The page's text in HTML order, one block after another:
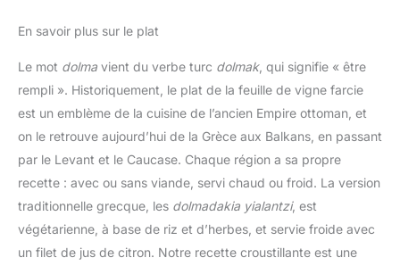
En savoir plus sur le plat
Le mot dolma vient du verbe turc dolmak, qui signifie « être
rempli ». Historiquement, le plat de la feuille de vigne farcie
est un emblème de la cuisine de l’ancien Empire ottoman, et
on le retrouve aujourd’hui de la Grèce aux Balkans, en passant
par le Levant et le Caucase. Chaque région a sa propre
recette : avec ou sans viande, servi chaud ou froid. La version
traditionnelle grecque, les dolmadakia yialantzi, est
végétarienne, à base de riz et d’herbes, et servie froide avec
un filet de jus de citron. Notre recette croustillante est une